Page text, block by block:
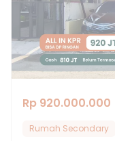
Rp 920.000.000
Rumah Secondary